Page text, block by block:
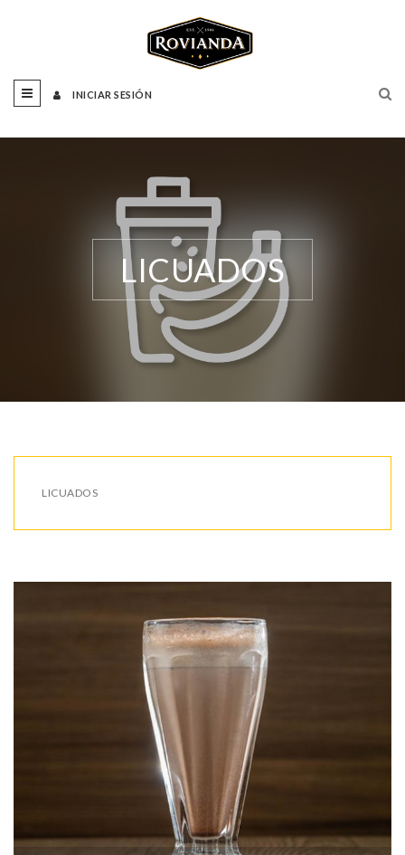
INICIAR SESIÓN
LICUADOS
LICUADOS